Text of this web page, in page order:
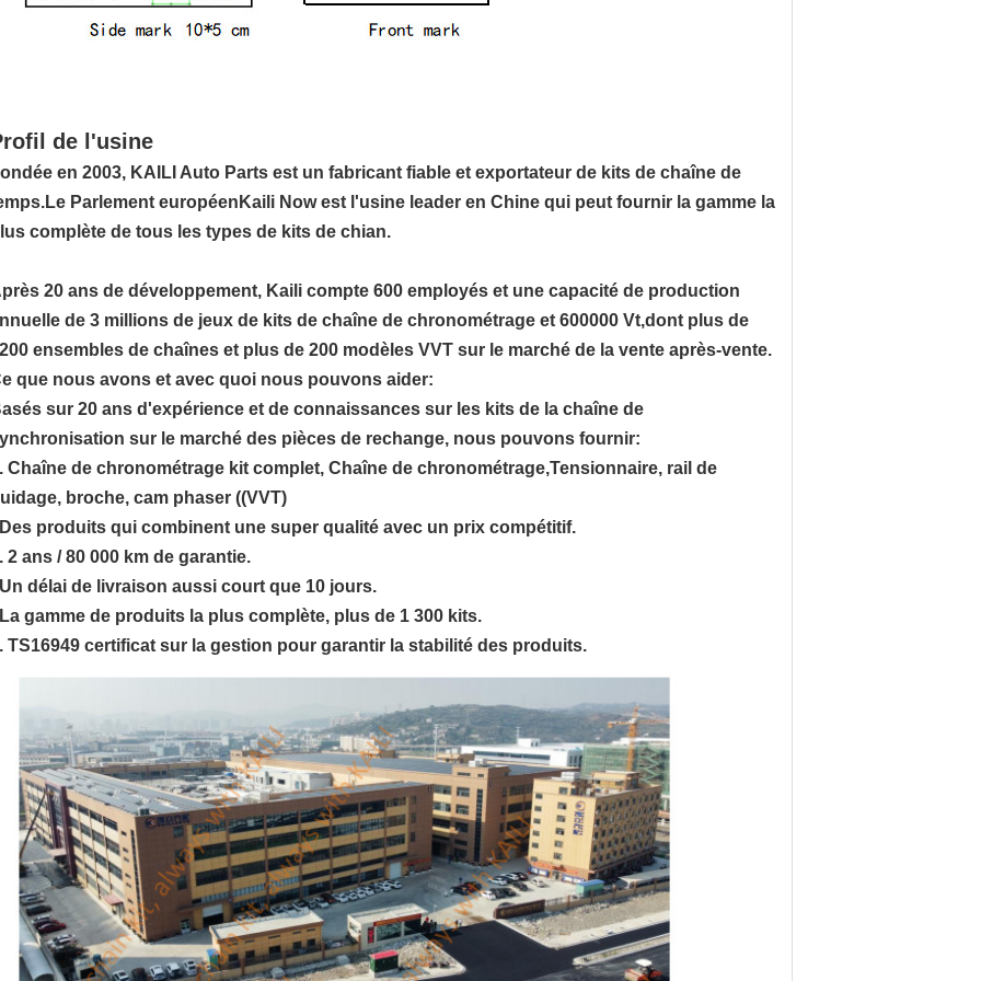
de l'usine
en 2003, KAILI Auto Parts est un fabricant fiable et exportateur de kits de chaîne de
Parlement européenKaili Now est l'usine leader en Chine qui peut fournir la gamme la
complète de tous les types de kits de chian.
20 ans de développement, Kaili compte 600 employés et une capacité de production
de 3 millions de jeux de kits de chaîne de chronométrage et 600000 Vt,dont plus de
ensembles de chaînes et plus de 200 modèles VVT sur le marché de la vente après-vente.
que nous avons et avec quoi nous pouvons aider:
sur 20 ans d'expérience et de connaissances sur les kits de la chaîne de
sur le marché des pièces de rechange, nous pouvons fournir:
Chaîne de chronométrage kit complet, Chaîne de chronométrage,Tensionnaire, rail de
broche, cam phaser ((VVT)
produits qui combinent une super qualité avec un prix compétitif.
2 ans / 80 000 km de garantie.
délai de livraison aussi court que 10 jours.
gamme de produits la plus complète, plus de 1 300 kits.
TS16949 certificat sur la gestion pour garantir la stabilité des produits.